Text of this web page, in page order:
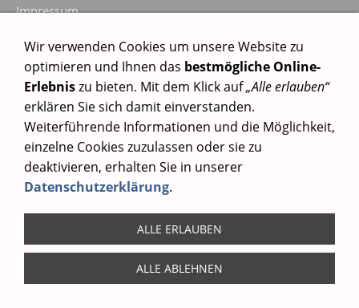
Impressum
Wir verwenden Cookies um unsere Website zu
optimieren und Ihnen das bestmögliche Online-
Erlebniszu bieten. Mit dem Klick auf„Alle erlauben“
erklären Sie sich damit einverstanden.
Weiterführende Informationen und die Möglichkeit,
einzelne Cookies zuzulassen oder sie zu
deaktivieren, erhalten Sie in unserer
Datenschutzerklärung.
ALLE ERLAUBEN
ALLE ABLEHNEN